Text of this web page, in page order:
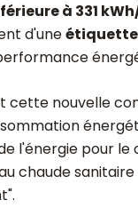
à 331
d'uneétiquette
cette nouvelle
l'énergie pour le
chaude